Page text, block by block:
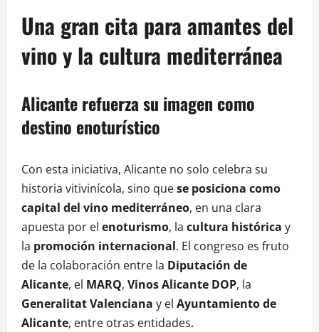
Una gran cita para amantes del
vino y la cultura mediterránea
Alicante refuerza su imagen como
destino enoturístico
Con esta iniciativa, Alicante no solo celebra su
historia vitivinícola, sino quese posiciona como
capital del vino mediterráneo, en una clara
apuesta por el enoturismo, la cultura histórica y
la promoción internacional. El congreso es fruto
de la colaboración entre la Diputación de
Alicante, el MARQ, Vinos Alicante DOP, la
Generalitat Valenciana y el Ayuntamiento de
Alicante, entre otras entidades.